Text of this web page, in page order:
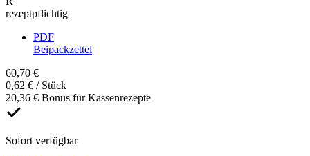
rezeptpflichtig
PDF
Beipackzettel
60,70 €
0,62 € / Stück
20,36 € Bonus für Kassenrezepte
Sofort verfügbar